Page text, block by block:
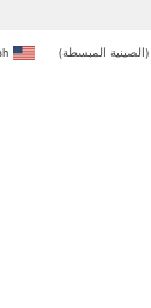
(الصينية المبسطة)